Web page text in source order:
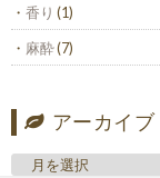
香り (1)
麻酔(7)
アーカイブ